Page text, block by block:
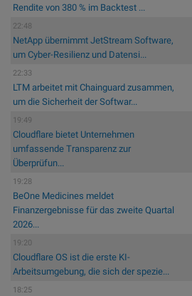
Rendite von 380 % im Backtest ...
22:48
NetApp übernimmt JetStream Software,
um Cyber-Resilienz und Datensi...
22:33
LTM arbeitet mit Chainguard zusammen,
um die Sicherheit der Softwar...
19:49
Cloudflare bietet Unternehmen
umfassende Transparenz zur
Überprüfun...
19:28
BeOne Medicines meldet
Finanzergebnisse für das zweite Quartal
2026...
19:20
Cloudflare OS ist die erste KI-
Arbeitsumgebung, die sich der spezie...
18:25